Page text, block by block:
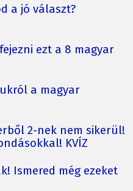
a jó választ?
ezt a 8 magyar
a magyar
2-nek nem sikerül!
KVÍZ
Ismered még ezeket